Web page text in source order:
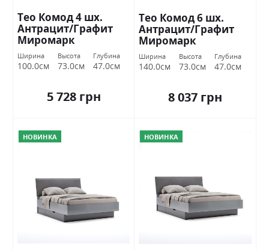
Тео Комод 4 шх.
Антрацит/Графит
Миромарк
Ширина
100.0см
Высота
73.0см
Глубина
47.0см
5 728 грн
Тео Комод 6 шх.
Антрацит/Графит
Миромарк
Ширина
140.0см
Высота
73.0см
Глубина
47.0см
8 037 грн
НОВИНКА НОВИНКА